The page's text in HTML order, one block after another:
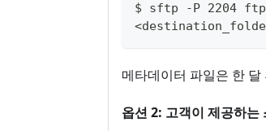
$ sftp -P 2204
메타데이터 파일은 한 달
옵션 2: 고객이 제공하는